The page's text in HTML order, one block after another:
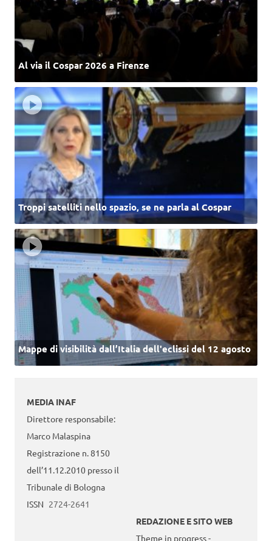
Al via il Cospar 2026 a Firenze
Troppi satelliti nello spazio, se ne parla al Cospar
Mappe di visibilità dall’Italia dell'eclissi del 12 agosto
MEDIA INAF
Direttore responsabile:
Marco Malaspina
Registrazione n. 8150
dell’11.12.2010 presso il
Tribunale di Bologna
ISSN 2724-2641
REDAZIONE E SITO WEB
Theme in progress -